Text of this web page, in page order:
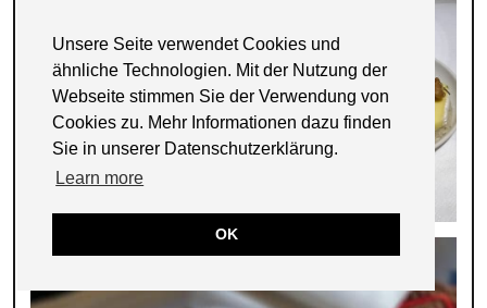
Unsere Seite verwendet Cookies und
ähnliche Technologien. Mit der Nutzung der
Webseite stimmen Sie der Verwendung von
Cookies zu. Mehr Informationen dazu finden
Sie in unserer Datenschutzerklärung.
Learn more
OK